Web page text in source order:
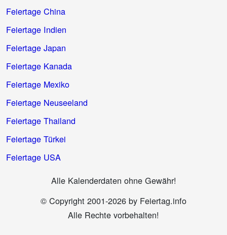
Feiertage China
Feiertage Indien
Feiertage Japan
Feiertage Kanada
Feiertage Mexiko
Feiertage Neuseeland
Feiertage Thailand
Feiertage Türkei
Feiertage USA
Alle Kalenderdaten ohne Gewähr!
© Copyright 2001-2026 by Feiertag.info
Alle Rechte vorbehalten!